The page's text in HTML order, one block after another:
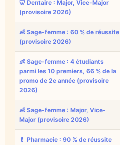
🦷 Dentaire : Major, Vice-Major
(provisoire 2026)
👶 Sage-femme : 60 % de réussite
(provisoire 2026)
👶 Sage-femme : 4 étudiants
parmi les 10 premiers, 66 % de la
promo de 2e année (provisoire
2026)
👶 Sage-femme : Major, Vice-
Major (provisoire 2026)
💊 Pharmacie : 90 % de réussite